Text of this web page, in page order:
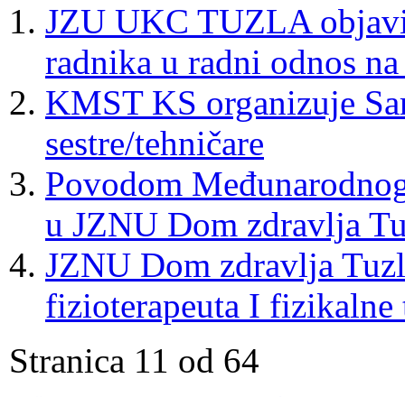
JZU UKC TUZLA
radnika u radni odnos
KMST KS organizuje
sestre/tehničare
Povodom
u JZNU Dom zdravlja
JZNU Dom zdravlja
fizioterapeuta I fizikalne
Stranica 11 od 64